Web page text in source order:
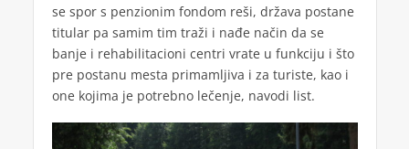
se spor s penzionim fondom reši, država postane
titular pa samim tim traži i nađe način da se
banje i rehabilitacioni centri vrate u funkciju i što
pre postanu mesta primamljiva i za turiste, kao i
one kojima je potrebno lečenje, navodi list.